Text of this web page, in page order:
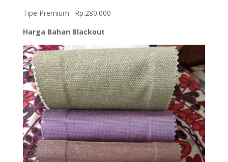
Tipe Premium : Rp.280.000
Harga Bahan Blackout